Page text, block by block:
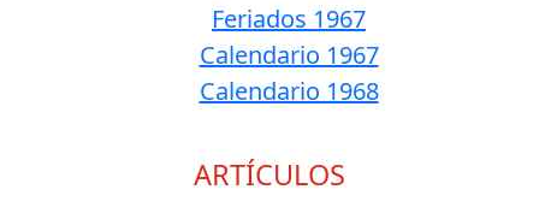
Feriados 1967
Calendario 1967
Calendario 1968
ARTÍCULOS